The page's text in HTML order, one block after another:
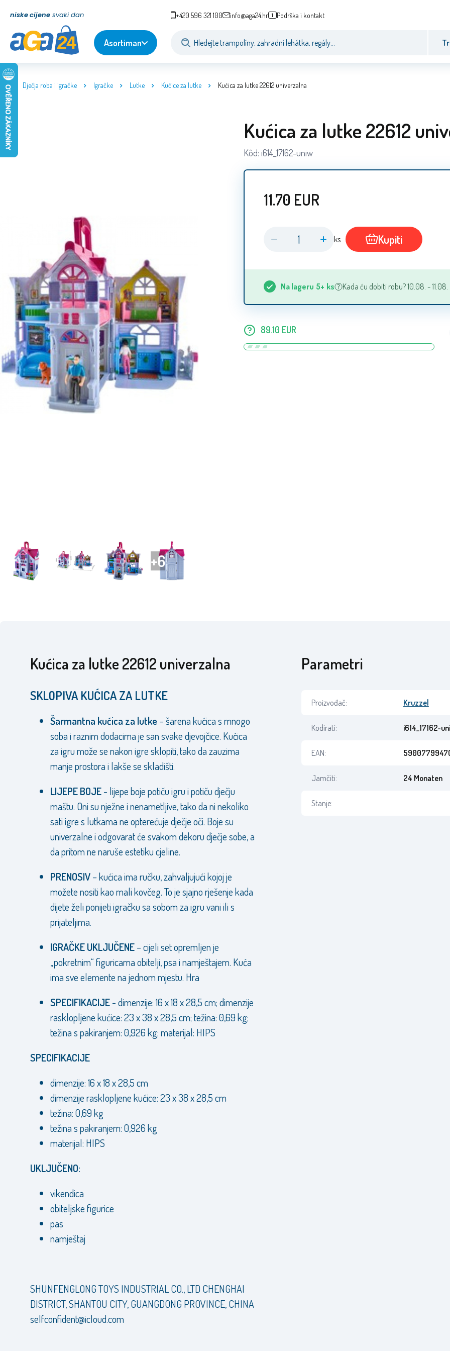
niske cijene svaki dan +420 596 321 100 info@aga24.hr Podrška i kontakt
Asortiman
Dječja roba i igračke Igračke Lutke Kućice za lutke Kućica za lutke 22612 univerzalna
Kućica za lutke 22612
Kôd: i614_17162-uniw
11.70 EUR
ks Kupiti
Na lageru 5+ ks Kada ću dobiti robu? 10.08. - 11.08.
89.10 EUR
Kućica za lutke 22612 univerzalna
SKLOPIVA KUĆICA ZA LUTKE
Šarmantna kućica za lutke – šarena kućica s mnogo
soba i raznim dodacima je san svake djevojčice. Kućica
za igru može se nakon igre sklopiti, tako da zauzima
manje prostora i lakše se skladišti.
LIJEPE BOJE- lijepe boje potiču igru i potiču dječju
maštu. Oni su nježne i nenametljive, tako da ni nekoliko
sati igre s lutkama ne opterećuje dječje oči. Boje su
univerzalne i odgovarat će svakom dekoru dječje sobe, a
da pritom ne naruše estetiku cjeline.
PRENOSIV– kućica ima ručku, zahvaljujući kojoj je
možete nositi kao mali kovčeg. To je sjajno rješenje kada
dijete želi ponijeti igračku sa sobom za igru vani ili s
prijateljima.
IGRAČKE UKLJUČENE– cijeli set opremljen je
„pokretnim“ figuricama obitelji, psa i namještajem. Kuća
ima sve elemente na jednom mjestu. Hra
SPECIFIKACIJE- dimenzije: 16 x 18 x 28,5 cm; dimenzije
rasklopljene kućice: 23 x 38 x 28,5 cm; težina: 0,69 kg;
težina s pakiranjem: 0,926 kg; materijal: HIPS
SPECIFIKACIJE
dimenzije: 16 x 18 x 28,5 cm
dimenzije rasklopljene kućice: 23 x 38 x 28,5 cm
težina: 0,69 kg
težina s pakiranjem: 0,926 kg
materijal: HIPS
UKLJUČENO:
vikendica
obiteljske figurice
pas
namještaj
SHUNFENGLONG TOYS INDUSTRIAL CO., LTD CHENGHAI
DISTRICT, SHANTOU CITY, GUANGDONG PROVINCE, CHINA
selfconfident@icloud.com
Parametri
Proizvođač: Kruzzel
Kodirati: i614_17162-
EAN:
Jamčiti: 24 Monaten
Stanje: